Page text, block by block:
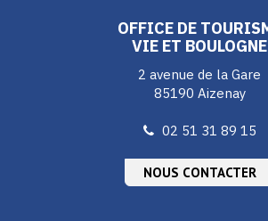
OFFICE DE
VIE ET BOULOGNE
2 avenue de la Gare
85190 Aizenay
02 51 31 89 15
NOUS CONTACTER